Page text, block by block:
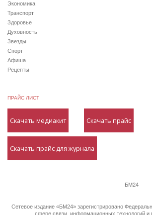
Экономика
Транспорт
Здоровье
Духовность
Звезды
Спорт
Афиша
Рецепты
ПРАЙС ЛИСТ
Скачать медиакит Скачать прайс
Скачать прайс для журнала
БМ24
Сетевое издание «БМ24» зарегистрировано
сфере связи, информационных технологий